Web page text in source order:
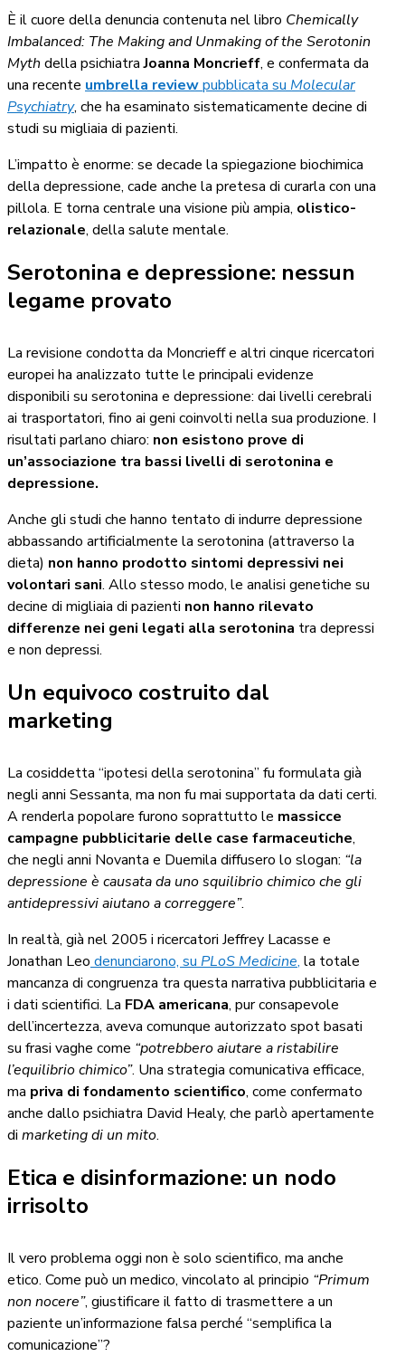
È il cuore della denuncia contenuta nel libro Chemically
Imbalanced: The Making and Unmaking of the Serotonin
Myth della psichiatraJoanna Moncrieff, e confermata da
una recente umbrella reviewpubblicata su Molecular
Psychiatry, che ha esaminato sistematicamente decine di
studi su migliaia di pazienti.
L’impatto è enorme: se decade la spiegazione biochimica
della depressione, cade anche la pretesa di curarla con una
pillola. E torna centrale una visione più ampia, olistico-
relazionale, della salute mentale.
Serotonina e depressione: nessun
legame provato
La revisione condotta da Moncrieff e altri cinque ricercatori
europei ha analizzato tutte le principali evidenze
disponibili su serotonina e depressione: dai livelli cerebrali
ai trasportatori, fino ai geni coinvolti nella sua produzione. I
risultati parlano chiaro: non esistono prove di
un’associazione tra bassi livelli di serotonina e
depressione.
Anche gli studi che hanno tentato di indurre depressione
abbassando artificialmente la serotonina (attraverso la
dieta) non hanno prodotto sintomi depressivi nei
volontari sani. Allo stesso modo, le analisi genetiche su
decine di migliaia di pazienti non hanno rilevato
differenze nei geni legati alla serotonina tra depressi
e non depressi.
Un equivoco costruito dal
marketing
La cosiddetta “ipotesi della serotonina” fu formulata già
negli anni Sessanta, ma non fu mai supportata da dati certi.
A renderla popolare furono soprattutto le massicce
campagne pubblicitarie delle case farmaceutiche,
che negli anni Novanta e Duemila diffusero lo slogan: “la
depressione è causata da uno squilibrio chimico che gli
antidepressivi aiutano a correggere”.
In realtà, già nel 2005 i ricercatori Jeffrey Lacasse e
Jonathan Leo denunciarono, su PLoS Medicine, la totale
mancanza di congruenza tra questa narrativa pubblicitaria e
i dati scientifici. La FDA americana, pur consapevole
dell’incertezza, aveva comunque autorizzato spot basati
su frasi vaghe come “potrebbero aiutare a ristabilire
l’equilibrio chimico”. Una strategia comunicativa efficace,
ma priva di fondamento scientifico, come confermato
anche dallo psichiatra David Healy, che parlò apertamente
di marketing di un mito.
Etica e disinformazione: un nodo
irrisolto
Il vero problema oggi non è solo scientifico, ma anche
etico. Come può un medico, vincolato al principio “Primum
non nocere”, giustificare il fatto di trasmettere a un
paziente un’informazione falsa perché “semplifica la
comunicazione”?